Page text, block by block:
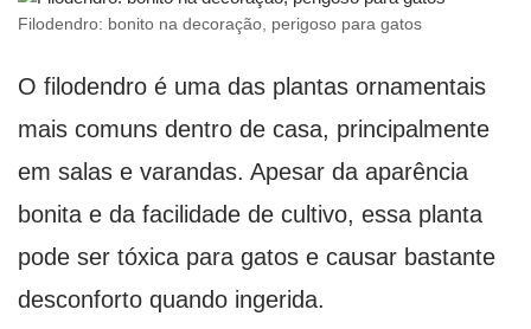
Filodendro: bonito na decoração, perigoso para gatos
O filodendro é uma das plantas ornamentais
mais comuns dentro de casa, principalmente
em salas e varandas. Apesar da aparência
bonita e da facilidade de cultivo, essa planta
pode ser tóxica para gatos e causar bastante
desconforto quando ingerida.